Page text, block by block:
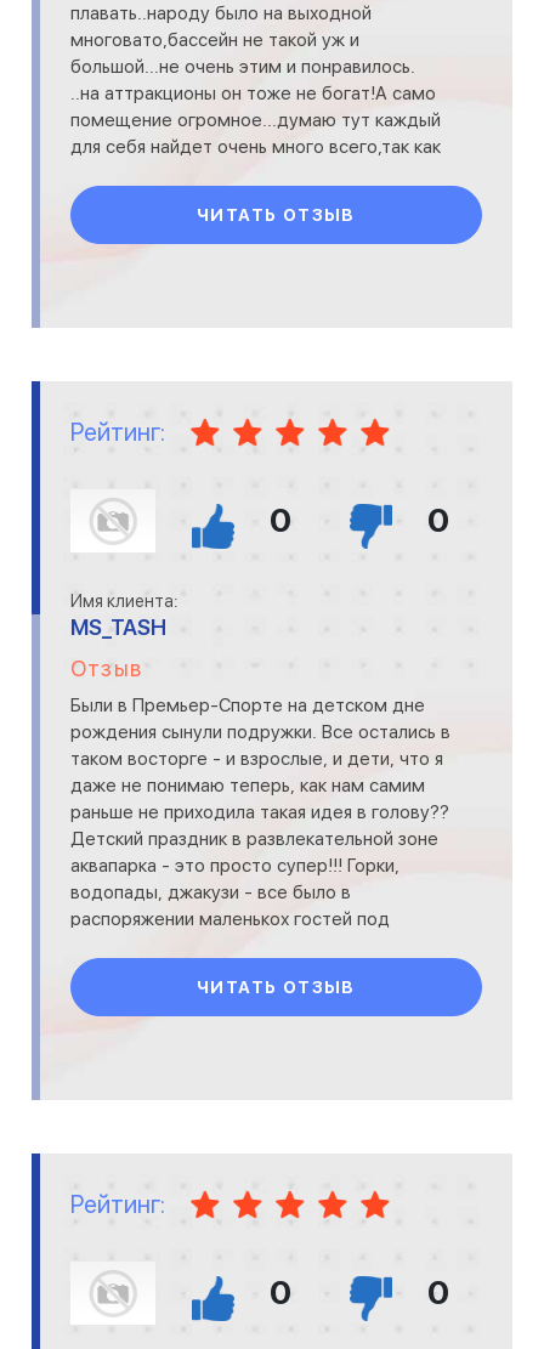
плавать..народу было на выходной
многовато,бассейн не такой уж и
большой...не очень этим и понравилось.
..на аттракционы он тоже не богат!А само
помещение огромное...думаю тут каждый
для себя найдет очень много всего,так как
развлечений
ЧИТАТЬ ОТЗЫВ
Рейтинг:
0 0
Имя клиента:
MS_TASH
Отзыв
Были в Премьер-Спорте на детском дне
рождения сынули подружки. Все остались в
таком восторге - и взрослые, и дети, что я
даже не понимаю теперь, как нам самим
раньше не приходила такая идея в голову??
Детский праздник в развлекательной зоне
аквапарка - это просто супер!!! Горки,
водопады, джакузи - все было в
распоряжении маленькох гостей под
ЧИТАТЬ ОТЗЫВ
Рейтинг:
0 0